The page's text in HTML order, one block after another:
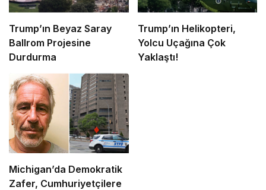
Trump’ın Beyaz Saray
Ballrom Projesine
Durdurma
Trump’ın Helikopteri,
Yolcu Uçağına Çok
Yaklaştı!
Michigan’da Demokratik
Zafer, Cumhuriyetçilere